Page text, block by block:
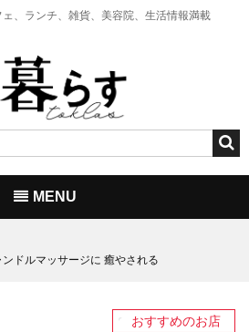
ェ、ランチ、雑貨、美容院、生活情報満載
MENU
ドルマッサージに 癒やされる
おすすめのお店